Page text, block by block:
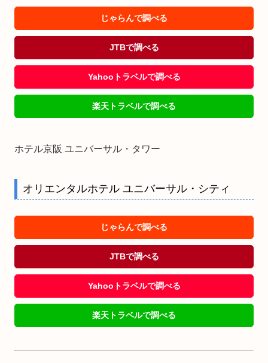
じゃらんで調べる
JTBで調べる
Yahooトラベルで調べる
楽天トラベルで調べる
ホテル京阪 ユニバーサル・タワー
オリエンタルホテル ユニバーサル・シティ
じゃらんで調べる
JTBで調べる
Yahooトラベルで調べる
楽天トラベルで調べる